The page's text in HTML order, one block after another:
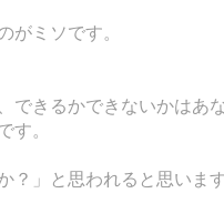
がミソです。
できるかできないかはあ
す。
？」と思われると思います